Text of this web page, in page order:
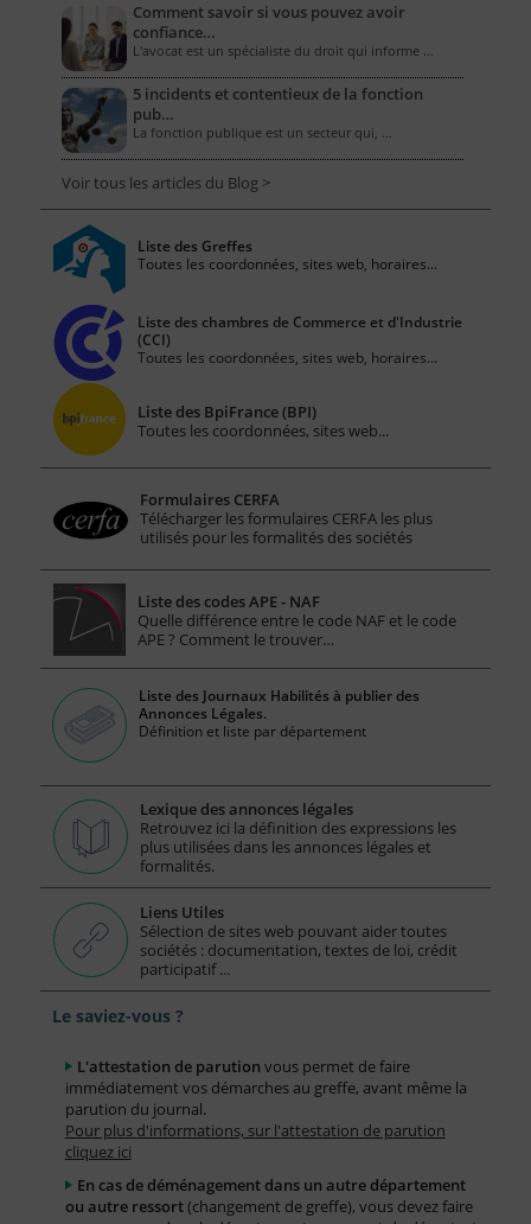
Comment savoir si vous pouvez avoir
confiance…
L'avocat est un spécialiste du droit qui informe …
5 incidents et contentieux de la fonction
pub…
La fonction publique est un secteur qui, …
Voir tous les articles du Blog >
Liste des Greffes
Toutes les coordonnées, sites web, horaires...
Liste des chambres de Commerce et d'Industrie
(CCI)
Toutes les coordonnées, sites web, horaires...
Liste des BpiFrance (BPI)
Toutes les coordonnées, sites web...
Formulaires CERFA
Télécharger les formulaires CERFA les plus
utilisés pour les formalités des sociétés
Liste des codes APE - NAF
Quelle différence entre le code NAF et le code
APE ? Comment le trouver…
Liste des Journaux Habilités à publier des
Annonces Légales.
Définition et liste par département
Lexique des annonces légales
Retrouvez ici la définition des expressions les
plus utilisées dans les annonces légales et
formalités.
Liens Utiles
Sélection de sites web pouvant aider toutes
sociétés : documentation, textes de loi, crédit
participatif ...
Le saviez-vous ?
L'attestation de parution vous permet de faire
immédiatement vos démarches au greffe, avant même la
parution du journal.
Pour plus d'informations, sur l'attestation de parution
cliquez ici
En cas de déménagement dans un autre département
ou autre ressort(changement de greffe), vous devez faire